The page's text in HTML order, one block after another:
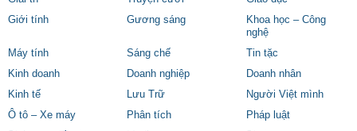
Giới tính
Gương sáng
Khoa học – Công
nghệ
Máy tính
Sáng chế
Tin tặc
Kinh doanh
Doanh nghiệp
Doanh nhân
Kinh tế
Lưu Trữ
Người Việt mình
Ô tô – Xe máy
Phân tích
Pháp luật